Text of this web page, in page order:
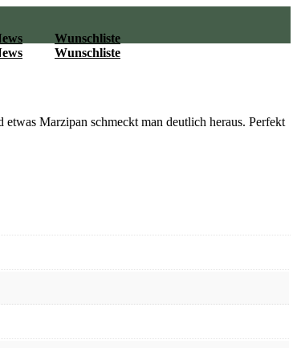
Wunschliste
Wunschliste
Marzipan schmeckt man deutlich heraus. Perfekt